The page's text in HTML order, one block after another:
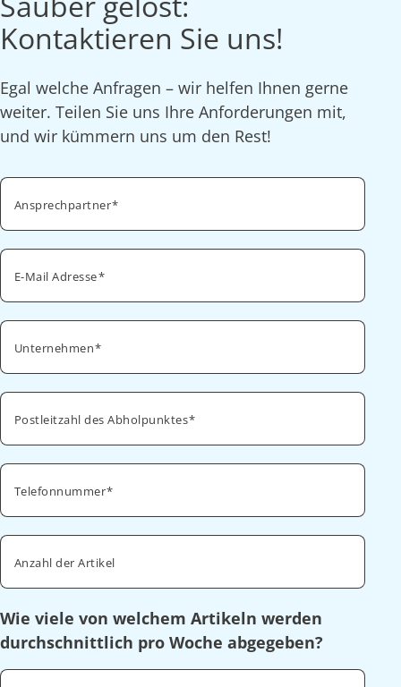
Kontaktieren Sie uns!
Egal welche Anfragen – wir helfen Ihnen gerne
weiter. Teilen Sie uns Ihre Anforderungen mit,
und wir kümmern uns um den Rest!
Ansprechpartner
E-Mail Adresse
Unternehmen
Postleitzahl des Abholpunktes
Telefonnummer
Anzahl der Artikel
Wie viele von welchem Artikeln werden
durchschnittlich pro Woche abgegeben?